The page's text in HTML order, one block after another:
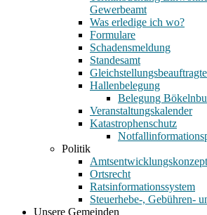
Gewerbeamt
Was erledige ich wo?
Formulare
Schadensmeldung
Standesamt
Hallenbelegung
Belegung
Veranstaltungskalender
Katastrophenschutz
Politik
Amtsentwicklungskonzept
Ortsrecht
Ratsinformationssystem
Steuerhebe-, Gebühren-
Unsere Gemeinden